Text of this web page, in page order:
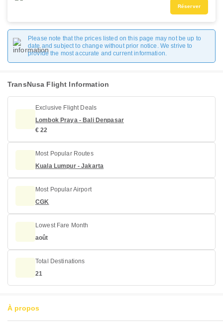
Réserver
Please note that the prices listed on this page may not be up to
date and subject to change without prior notice. We strive to
provide the most accurate and current information.
TransNusa Flight Information
Exclusive Flight Deals
Lombok Praya - Bali Denpasar
€ 22
Most Popular Routes
Kuala Lumpur - Jakarta
Most Popular Airport
CGK
Lowest Fare Month
août
Total Destinations
21
À propos